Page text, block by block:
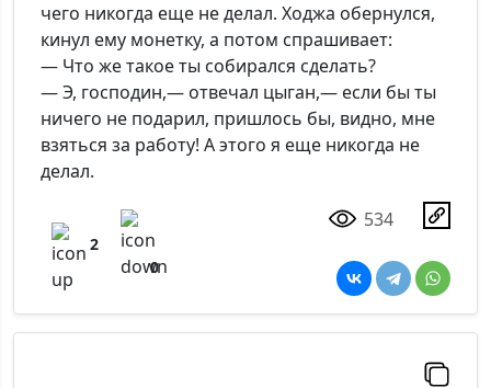
чего никогда еще не делал. Ходжа обернулся,
кинул ему монетку, а потом спрашивает:
— Что же такое ты собирался сделать?
— Э, господин,— отвечал цыган,— если бы ты
ничего не подарил, пришлось бы, видно, мне
взяться за работу! А этого я еще никогда не
делал.
2
0
534